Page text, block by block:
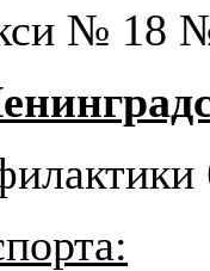
№ 18